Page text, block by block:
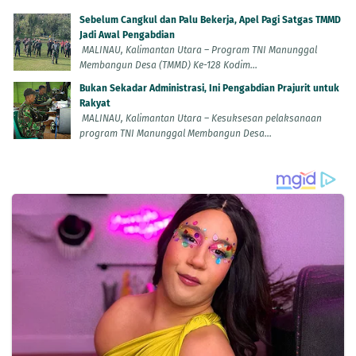
Sebelum Cangkul dan Palu Bekerja, Apel Pagi Satgas TMMD
Jadi Awal Pengabdian
MALINAU, Kalimantan Utara – Program TNI Manunggal
Membangun Desa (TMMD) Ke-128 Kodim...
Bukan Sekadar Administrasi, Ini Pengabdian Prajurit untuk
Rakyat
MALINAU, Kalimantan Utara – Kesuksesan pelaksanaan
program TNI Manunggal Membangun Desa...